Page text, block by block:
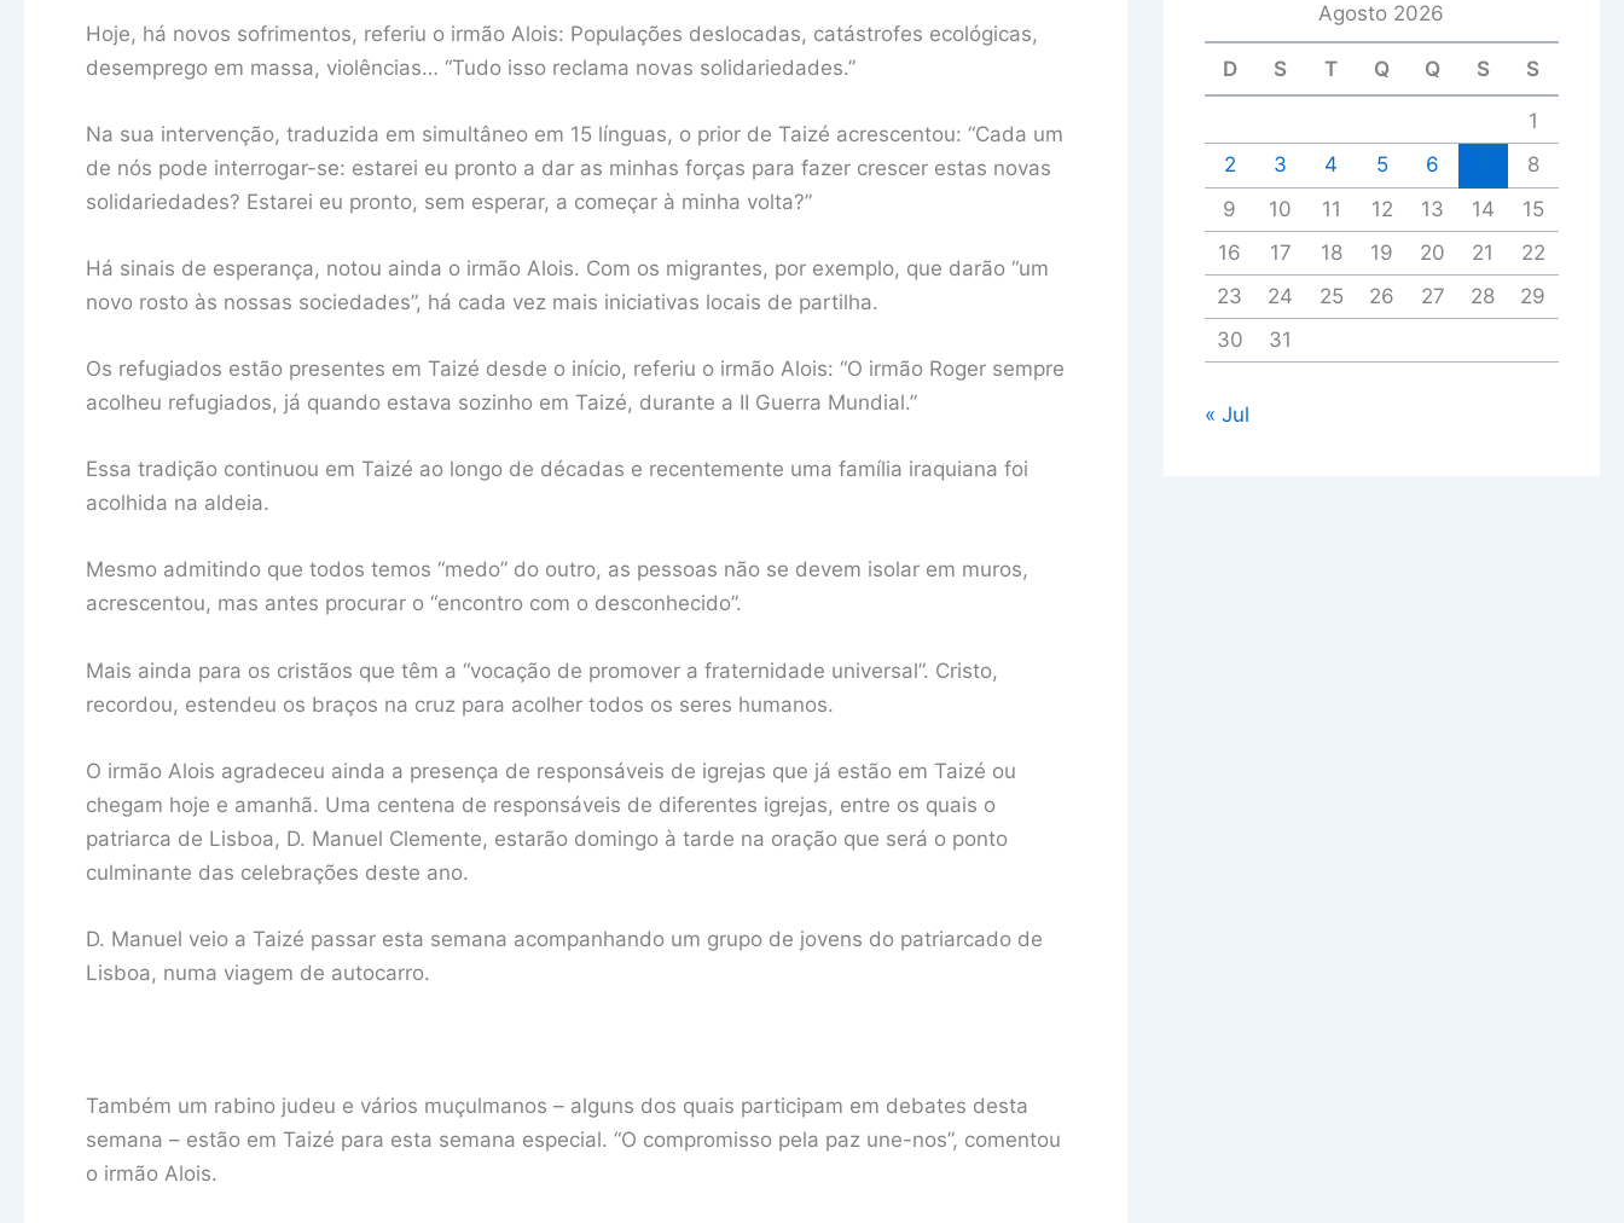
Hoje, há novos sofrimentos, referiu o irmão Alois: Populações deslocadas, catástrofes ecológicas,
desemprego em massa, violências… “Tudo isso reclama novas solidariedades.”
Na sua intervenção, traduzida em simultâneo em 15 línguas, o prior de Taizé acrescentou: “Cada um
de nós pode interrogar-se: estarei eu pronto a dar as minhas forças para fazer crescer estas novas
solidariedades? Estarei eu pronto, sem esperar, a começar à minha volta?”
Há sinais de esperança, notou ainda o irmão Alois. Com os migrantes, por exemplo, que darão “um
novo rosto às nossas sociedades”, há cada vez mais iniciativas locais de partilha.
Os refugiados estão presentes em Taizé desde o início, referiu o irmão Alois: “O irmão Roger sempre
acolheu refugiados, já quando estava sozinho em Taizé, durante a II Guerra Mundial.”
Essa tradição continuou em Taizé ao longo de décadas e recentemente uma família iraquiana foi
acolhida na aldeia.
Mesmo admitindo que todos temos “medo” do outro, as pessoas não se devem isolar em muros,
acrescentou, mas antes procurar o “encontro com o desconhecido”.
Mais ainda para os cristãos que têm a “vocação de promover a fraternidade universal”. Cristo,
recordou, estendeu os braços na cruz para acolher todos os seres humanos.
O irmão Alois agradeceu ainda a presença de responsáveis de igrejas que já estão em Taizé ou
chegam hoje e amanhã. Uma centena de responsáveis de diferentes igrejas, entre os quais o
patriarca de Lisboa, D. Manuel Clemente, estarão domingo à tarde na oração que será o ponto
culminante das celebrações deste ano.
D. Manuel veio a Taizé passar esta semana acompanhando um grupo de jovens do patriarcado de
Lisboa, numa viagem de autocarro.
Também um rabino judeu e vários muçulmanos – alguns dos quais participam em debates desta
semana – estão em Taizé para esta semana especial. “O compromisso pela paz une-nos”, comentou
o irmão Alois.
Agosto 2026
D S T Q Q S S
1
2
3 4 5 6
8
9
10 11 12 13 14
15
16
17 18 19 20 21
22
23
24 25 26 27 28
29
30
31
« Jul